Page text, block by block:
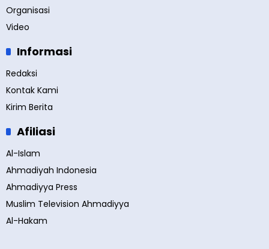
Organisasi
Video
Informasi
Redaksi
Kontak Kami
Kirim Berita
Afiliasi
Al-Islam
Ahmadiyah Indonesia
Ahmadiyya Press
Muslim Television Ahmadiyya
Al-Hakam